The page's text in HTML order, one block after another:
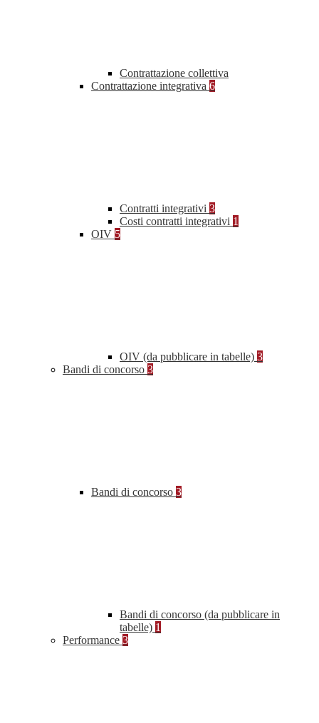
Contrattazione collettiva
Contrattazione integrativa 6
Contratti integrativi 3
Costi contratti integrativi 1
OIV 5
OIV (da pubblicare in tabelle) 3
Bandi di concorso 3
Bandi di concorso 3
Bandi di concorso (da pubblicare in
tabelle) 1
Performance 3